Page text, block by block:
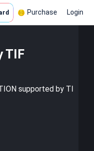
Purchase Login
TIF
supported by TI